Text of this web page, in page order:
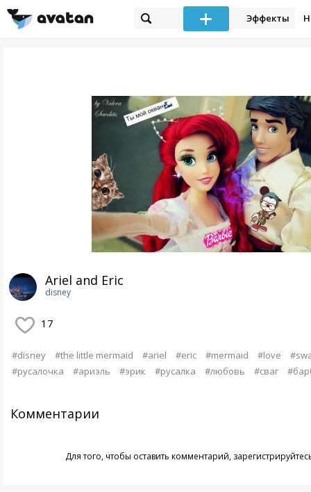
Эффекты
Ariel and Eric
disney
17
#disney #the little mermaid #ariel #eric #mermaid #love
#русалочка
#ариэль #эрик #русалка #любовь #сваг
Комментарии
Для того, чтобы оставить комментарий,